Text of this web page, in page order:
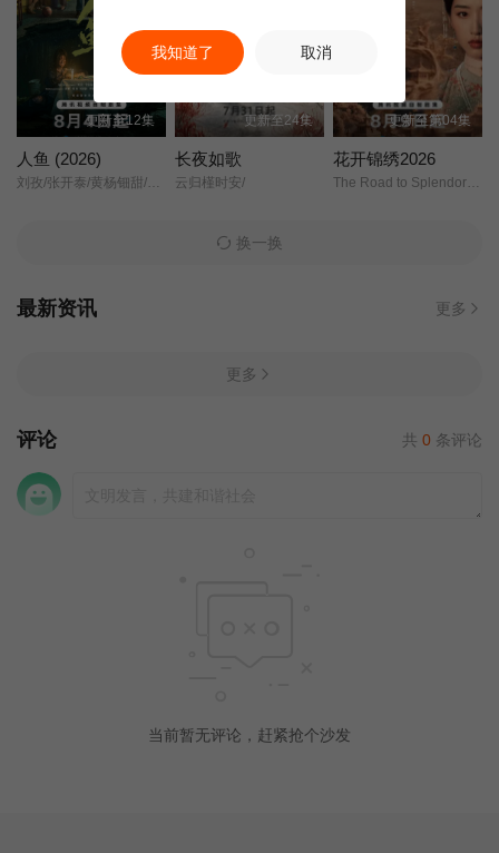
更新至12集
人鱼 (2026)
更新至24集
长夜如歌
云归槿时安/
更新至第04集
花开锦绣2026
The Road to Splendor/Escape to Your Heart/
换一换
最新资讯 更多
更多
评论 共 0 条评论
当前暂无评论，赶紧抢个沙发
我知道了 取消